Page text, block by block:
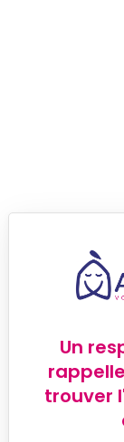
Un
trouver